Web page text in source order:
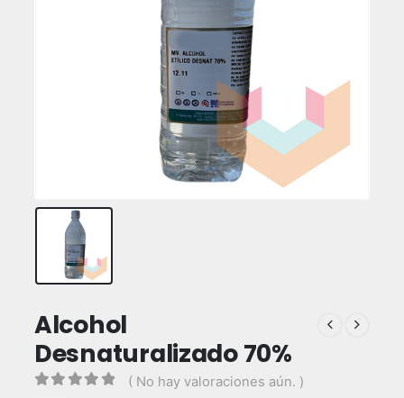
Alcohol
Desnaturalizado 70%
( No hay valoraciones aún. )